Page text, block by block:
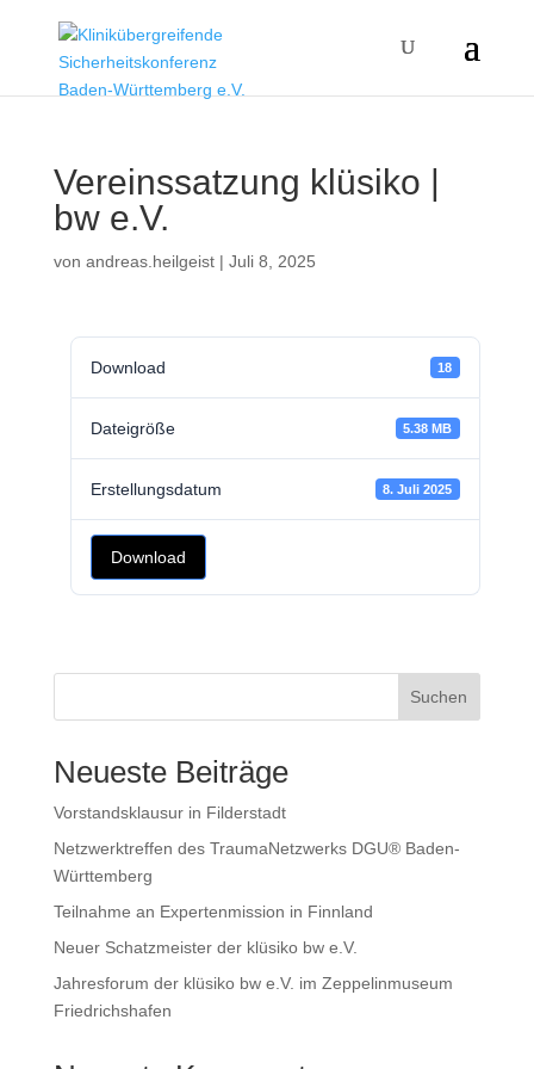
Vereinssatzung klüsiko |
bw e.V.
von andreas.heilgeist| Juli 8, 2025
Download 18
Dateigröße 5.38 MB
Erstellungsdatum 8. Juli 2025
Download
Suchen
Neueste Beiträge
Vorstandsklausur in Filderstadt
Netzwerktreffen des TraumaNetzwerks DGU® Baden-
Württemberg
Teilnahme an Expertenmission in Finnland
Neuer Schatzmeister der klüsiko bw e.V.
Jahresforum der klüsiko bw e.V. im Zeppelinmuseum
Friedrichshafen